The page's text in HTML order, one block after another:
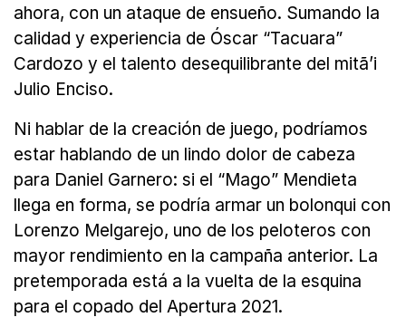
ahora, con un ataque de ensueño. Sumando la
calidad y experiencia de Óscar “Tacuara”
Cardozo y el talento desequilibrante del mitã’i
Julio Enciso.
Ni hablar de la creación de juego, podríamos
estar hablando de un lindo dolor de cabeza
para Daniel Garnero: si el “Mago” Mendieta
llega en forma, se podría armar un bolonqui con
Lorenzo Melgarejo, uno de los peloteros con
mayor rendimiento en la campaña anterior. La
pretemporada está a la vuelta de la esquina
para el copado del Apertura 2021.